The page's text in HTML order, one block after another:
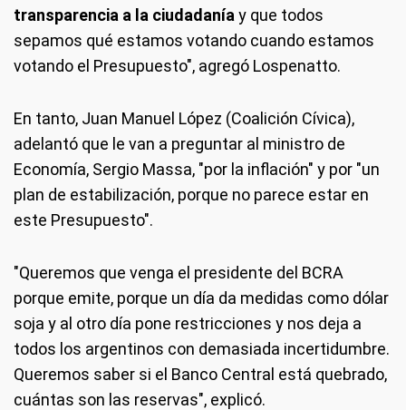
transparencia a la ciudadanía y que todos
sepamos qué estamos votando cuando estamos
votando el Presupuesto", agregó Lospenatto.
En tanto, Juan Manuel López (Coalición Cívica),
adelantó que le van a preguntar al ministro de
Economía, Sergio Massa, "por la inflación" y por "un
plan de estabilización, porque no parece estar en
este Presupuesto".
"Queremos que venga el presidente del BCRA
porque emite, porque un día da medidas como dólar
soja y al otro día pone restricciones y nos deja a
todos los argentinos con demasiada incertidumbre.
Queremos saber si el Banco Central está quebrado,
cuántas son las reservas", explicó.